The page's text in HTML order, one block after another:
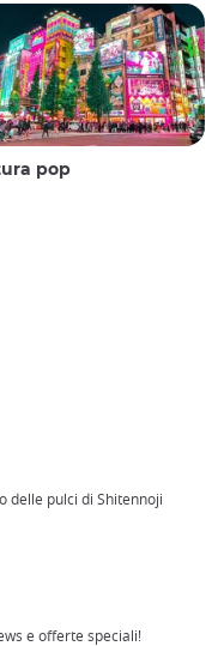
pop
delle pulci di Shitennoji
e offerte speciali!